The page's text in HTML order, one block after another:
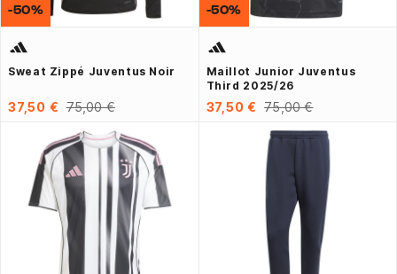
Sweat Zippé Juventus Noir
37,50 € 75,00 €
-50%
Maillot Junior Juventus
Third 2025/26
37,50 € 75,00 €
-50%